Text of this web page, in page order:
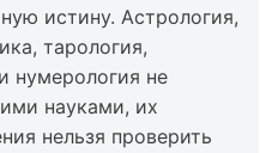
истину. Астрология,
тарология,
нумерология не
науками, их
нельзя проверить